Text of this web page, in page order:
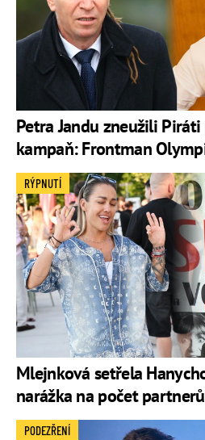
Petra Jandu zneužili
kampaň: Frontman
Mlejnková setřela
narážka na počet partnerů
RÝPNUTÍ
PODEZŘENÍ